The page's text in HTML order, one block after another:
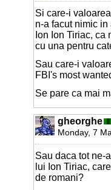
Si care-i
n-a facut nimic
Ion Ion Tiriac, ca
cu una pentru
Sau care-i
FBI's most
Se pare ca mai
gheorghe
Monday, 7
Sau daca tot ne-
lui Ion Tiriac,
de romani?